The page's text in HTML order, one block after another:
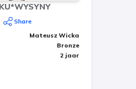
Share
Mateusz Wicka
Bronze
2 jaar